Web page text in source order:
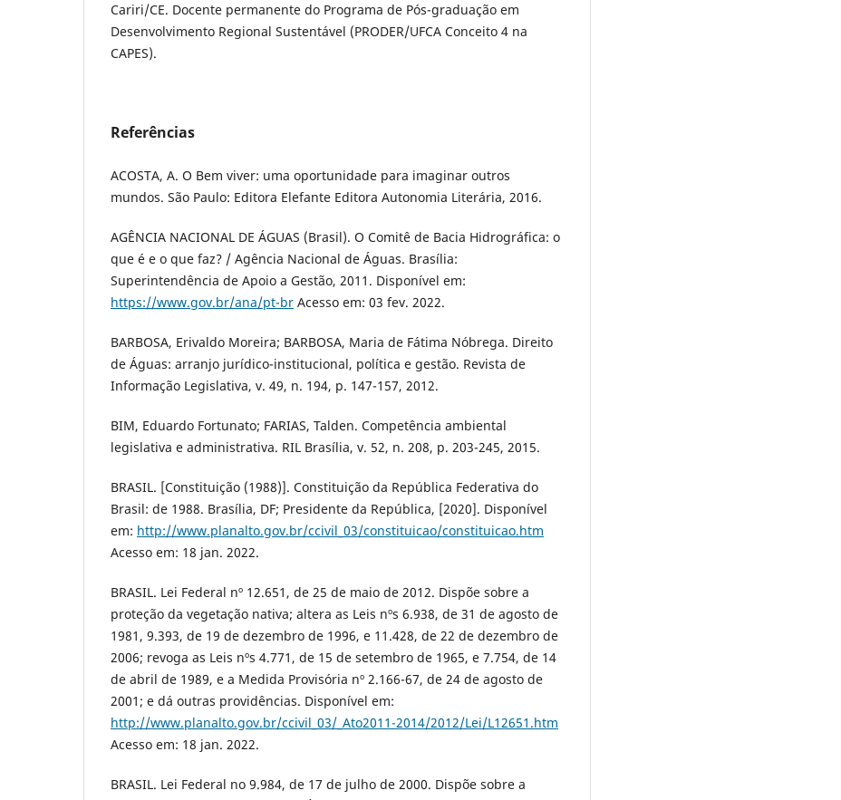
Cariri/CE. Docente permanente do Programa de Pós-graduação em
Desenvolvimento Regional Sustentável (PRODER/UFCA Conceito 4 na
CAPES).
Referências
ACOSTA, A. O Bem viver: uma oportunidade para imaginar outros
mundos. São Paulo: Editora Elefante Editora Autonomia Literária, 2016.
AGÊNCIA NACIONAL DE ÁGUAS (Brasil). O Comitê de Bacia Hidrográfica: o
que é e o que faz? / Agência Nacional de Águas. Brasília:
Superintendência de Apoio a Gestão, 2011. Disponível em:
https://www.gov.br/ana/pt-br Acesso em: 03 fev. 2022.
BARBOSA, Erivaldo Moreira; BARBOSA, Maria de Fátima Nóbrega. Direito
de Águas: arranjo jurídico-institucional, política e gestão. Revista de
Informação Legislativa, v. 49, n. 194, p. 147-157, 2012.
BIM, Eduardo Fortunato; FARIAS, Talden. Competência ambiental
legislativa e administrativa. RIL Brasília, v. 52, n. 208, p. 203-245, 2015.
BRASIL. [Constituição (1988)]. Constituição da República Federativa do
Brasil: de 1988. Brasília, DF; Presidente da República, [2020]. Disponível
em: http://www.planalto.gov.br/ccivil_03/constituicao/constituicao.htm
Acesso em: 18 jan. 2022.
BRASIL. Lei Federal nº 12.651, de 25 de maio de 2012. Dispõe sobre a
proteção da vegetação nativa; altera as Leis nºs 6.938, de 31 de agosto de
1981, 9.393, de 19 de dezembro de 1996, e 11.428, de 22 de dezembro de
2006; revoga as Leis nºs 4.771, de 15 de setembro de 1965, e 7.754, de 14
de abril de 1989, e a Medida Provisória nº 2.166-67, de 24 de agosto de
2001; e dá outras providências. Disponível em:
http://www.planalto.gov.br/ccivil_03/_Ato2011-2014/2012/Lei/L12651.htm
Acesso em: 18 jan. 2022.
BRASIL. Lei Federal no 9.984, de 17 de julho de 2000. Dispõe sobre a